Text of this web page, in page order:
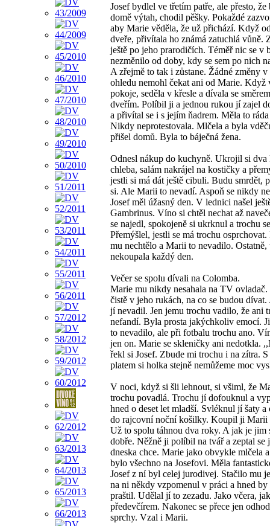
Josef bydlel ve třetím patře, ale přesto,
domě výtah, chodil pěšky. Pokaždé
aby Marie věděla, že už přichází. Když
dveře, přivítala ho známá zatuchlá vůně.
ještě po jeho prarodičích. Téměř nic se v
nezměnilo od doby, kdy se sem po nich
A zřejmě to tak i zůstane. Žádné změny
ohledu nemohl čekat ani od Marie. Když
pokoje, seděla v křesle a dívala se
dveřím. Políbil ji a jednou rukou jí zajel
a přivítal se i s jejím ňadrem. Měla to
Nikdy neprotestovala. Mlčela a byla
přišel domů. Byla to báječná žena.
Odnesl nákup do kuchyně. Ukrojil si dva
chleba, salám nakrájel na kostičky a
jestli si má dát ještě cibuli. Budu smrdět,
si. Ale Marii to nevadí. Aspoň se nikdy
Josef měl úžasný den. V lednici našel
Gambrinus. Víno si chtěl nechat až
se najedl, spokojeně si ukrknul a trochu
Přemýšlel, jestli se má trochu osprchovat.
mu nechtělo a Marii to nevadilo. Ostatně,
nekoupala každý den.
Večer se spolu dívali na Colomba.
Marie mu nikdy nesahala na TV
čistě v jeho rukách, na co se budou
jí nevadil. Jen jemu trochu vadilo, že ani
nefandí. Byla prosta jakýchkoliv emocí.
to nevadilo, ale při fotbalu trochu ano.
jen on. Marie se skleničky ani nedotkla.
řekl si Josef. Zbude mi trochu i na zítra.
platem si holka stejně nemůžeme moc
V noci, když si šli lehnout, si všiml, že
trochu povadlá. Trochu jí dofouknul a
hned o deset let mladší. Svléknul jí šaty
do rajcovní noční košilky. Koupil ji
Už to spolu táhnou dva roky. A jak je jim
dobře. Něžně ji políbil na tvář a zeptal se
dneska chce. Marie jako obvykle mlčela
bylo všechno na Josefovi. Měla
Josef z ní byl celej jurodivej. Stačilo mu
na ni někdy vzpomenul v práci a hned by
praštil. Udělal jí to zezadu. Jako včera,
předevčírem. Nakonec se přece jen
sprchy. Vzal i Marii.